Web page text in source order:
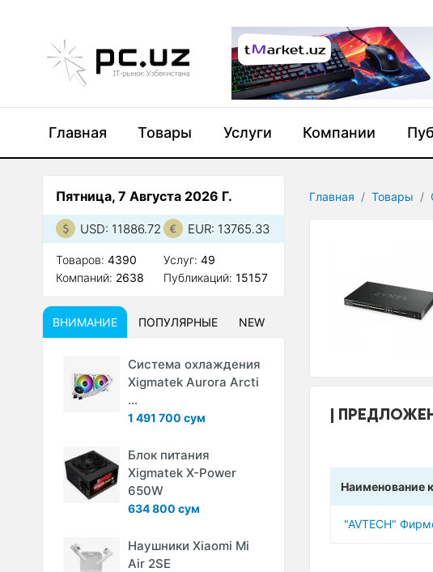
Главная Товары Услуги Компании
Главная Товары
Наименование
"AVTECH"
Пятница, 7 Августа 2026 Г.
USD: 11886.72 EUR: 13765.33
Товаров: 4390
Компаний: 2638
Услуг:49
Публикаций:15157
ВНИМАНИЕ ПОПУЛЯРНЫЕ NEW
Система охлаждения
Xigmatek Aurora Arcti
...
1 491 700 сум
Блок питания
Xigmatek X-Power
650W
634 800 сум
Наушники Xiaomi Mi
Air 2SE